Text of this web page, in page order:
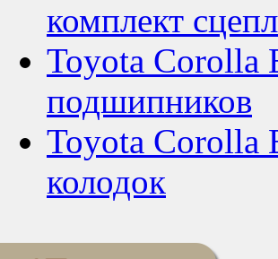
комплект
Toyota Corolla
подшипников
Toyota Corolla
колодок